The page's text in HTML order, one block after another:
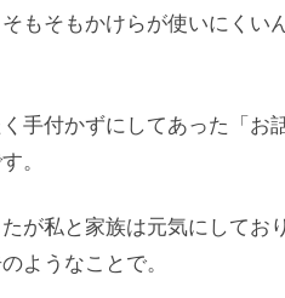
もそもかけらが使いにく
手付かずにしてあった「お
。
が私と家族は元気にしてお
ようなことで。